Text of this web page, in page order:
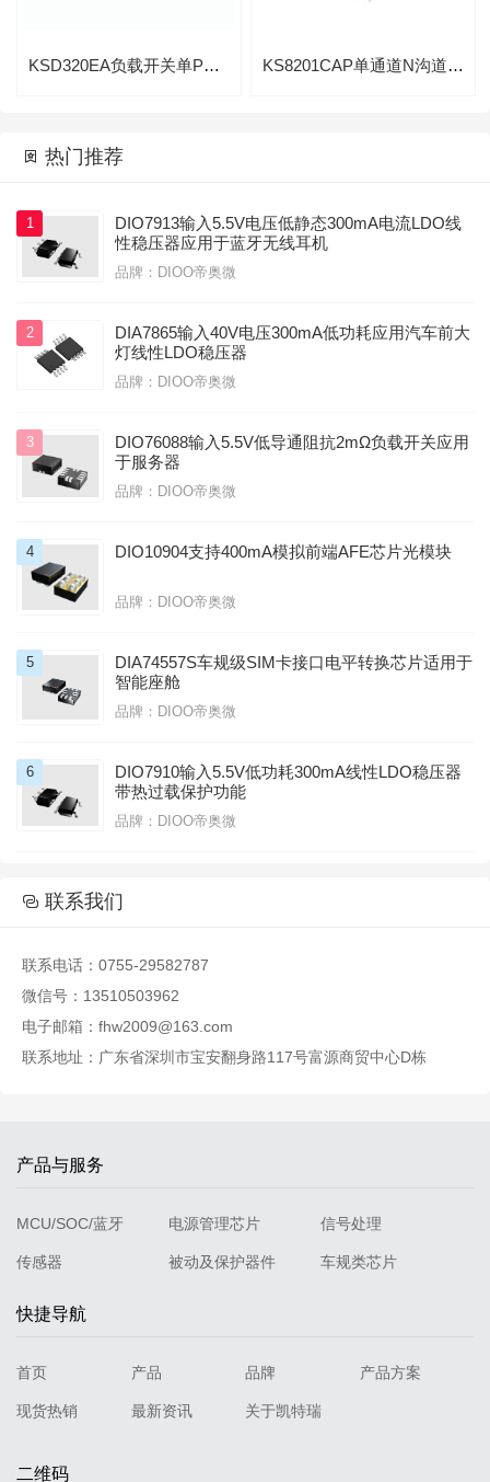
KSD320EA负载开关单P沟道先进功率MOSFET KS8201CAP单通道N沟道80V/120A高级功率MOS
 热门推荐
1
DIO7913输入5.5V电压低静态300mA电流LDO线
性稳压器应用于蓝牙无线耳机
品牌：DIOO帝奥微
2
DIA7865输入40V电压300mA低功耗应用汽车前大
灯线性LDO稳压器
品牌：DIOO帝奥微
3
DIO76088输入5.5V低导通阻抗2mΩ负载开关应用
于服务器
品牌：DIOO帝奥微
4 DIO10904支持400mA模拟前端AFE芯片光模块
品牌：DIOO帝奥微
5
DIA74557S车规级SIM卡接口电平转换芯片适用于
智能座舱
品牌：DIOO帝奥微
6
DIO7910输入5.5V低功耗300mA线性LDO稳压器
带热过载保护功能
品牌：DIOO帝奥微
 联系我们
联系电话：0755-29582787
微信号：13510503962
电子邮箱：fhw2009@163.com
联系地址：广东省深圳市宝安翻身路117号富源商贸中心D栋
产品与服务
MCU/SOC/蓝牙 电源管理芯片 信号处理
传感器 被动及保护器件 车规类芯片
快捷导航
首页 产品 品牌 产品方案
现货热销 最新资讯 关于凯特瑞
二维码